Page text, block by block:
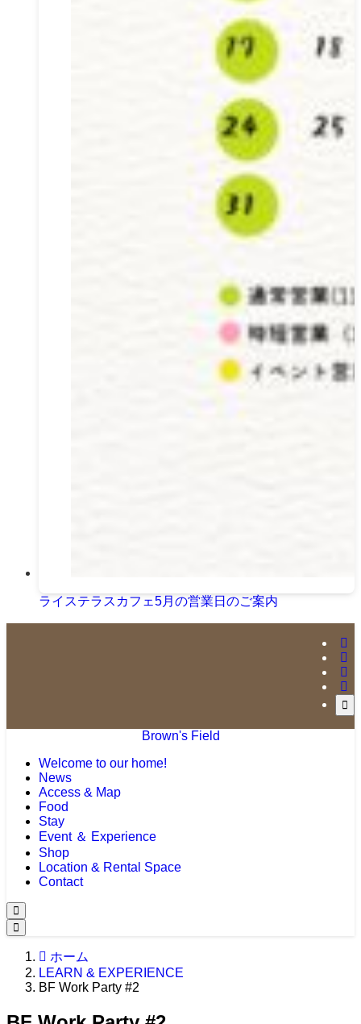
ライステラスカフェ5月の営業日のご案内
Brown's Field
Welcome to our home!
News
Access & Map
Food
Stay
Event ＆ Experience
Shop
Location & Rental Space
Contact
ホーム
LEARN & EXPERIENCE
BF Work Party #2